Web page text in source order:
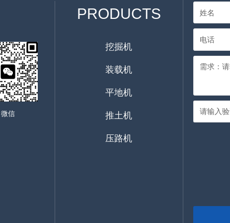
微信
PRODUCTS
挖掘机
装载机
平地机
推土机
压路机